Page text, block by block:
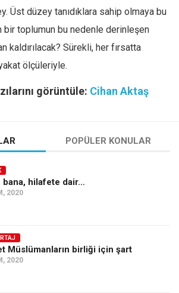
Üst düzey tanıdıklara sahip olmaya bu
toplumun bu nedenle derinleşen
kaldırılacak? Sürekli, her fırsatta
ölçüleriyle.
görüntüle: Cihan Aktaş
POPÜLER KONULAR
bana, hilafete dair…
2020
Müslümanların birliği için şart
2020